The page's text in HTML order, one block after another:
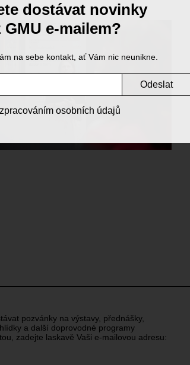
pozvánky na výstavy, přednášky,
a další doprovodné programy
zadejte laskavě Vaši e-mailovou adresu:
dostávat novinky
GMU e-mailem?
na sebe kontakt, ať Vám nic neunikne.
Odeslat
osobních údajů